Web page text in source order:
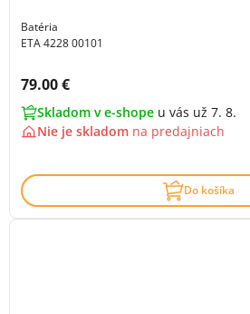
Batéria
ETA 4228 00101
Cena s DPH:
79.00 €
Skladom v e-shope u vás už 7. 8.
Nie je skladom na predajniach
Do košíka